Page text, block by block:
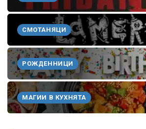
СМОТАНЯЦИ
РОЖДЕННИЦИ
МАГИИ В КУХНЯТА